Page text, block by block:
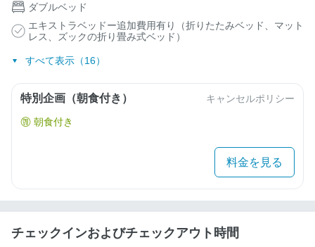
ダブルベッド
エキストラベッドー追加費用有り（折りたたみベッド、マット
レス、ズックの折り畳み式ベッド）
すべて表示（16）
特別企画（朝食付き） キャンセルポリシー
朝食付き
料金を見る
チェックインおよびチェックアウト時間